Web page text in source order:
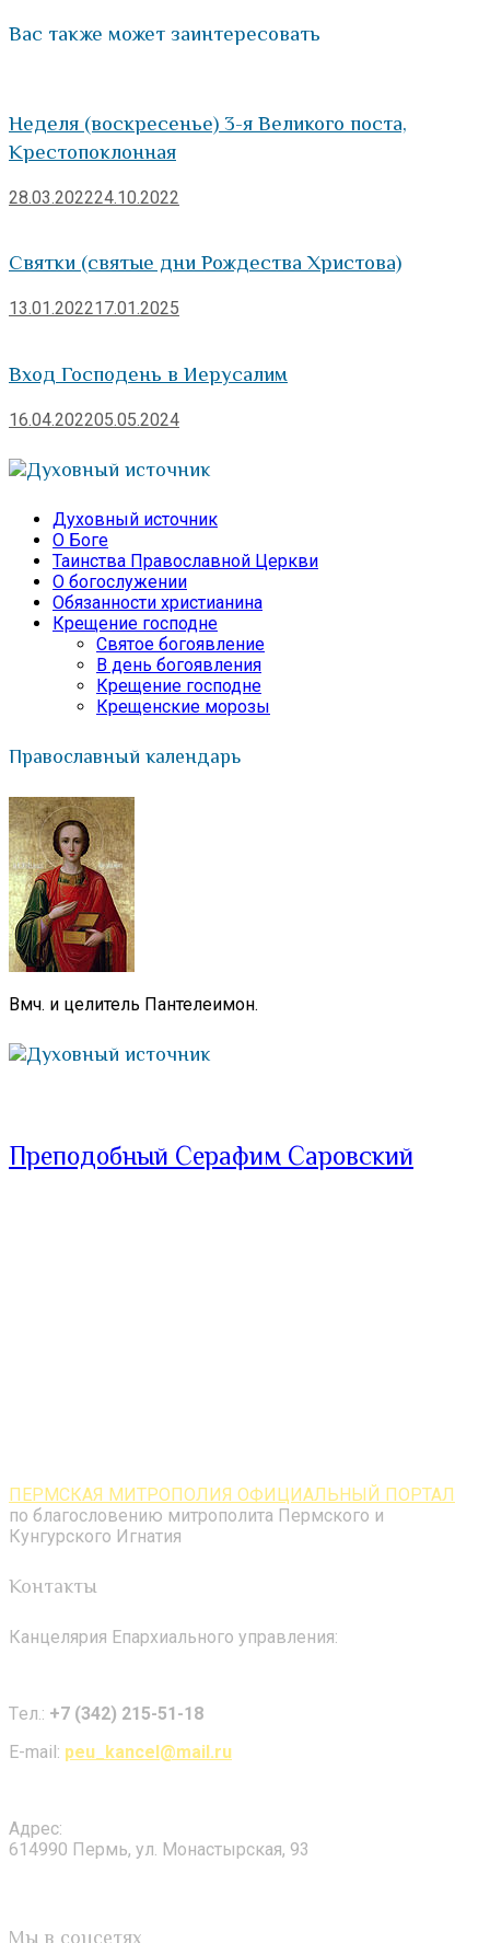
Вас также может заинтересовать
Неделя (воскресенье) 3-я Великого поста,
Крестопоклонная
28.03.202224.10.2022
Святки (святые дни Рождества Христова)
13.01.202217.01.2025
Вход Господень в Иерусалим
16.04.202205.05.2024
Духовный источник
Духовный источник
О Боге
Таинства Православной Церкви
О богослужении
Обязанности христианина
Крещение господне
Святое богоявление
В день богоявления
Крещение господне
Крещенские морозы
Православный календарь
Вмч. и целитель Пантелеимон.
Духовный источник
Преподобный Серафим Саровский
ПЕРМСКАЯ МИТРОПОЛИЯ ОФИЦИАЛЬНЫЙ ПОРТАЛ
по благословению митрополита Пермского и
Кунгурского Игнатия
Контакты
Канцелярия Епархиального управления:
Tел.: +7 (342) 215-51-18
E-mail: peu_kancel@mail.ru
Адрес:
614990 Пермь, ул. Монастырская, 93
Мы в соцсетях